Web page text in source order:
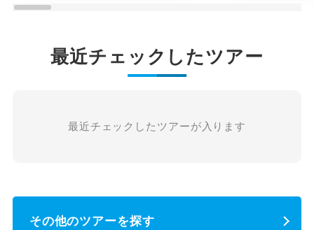
最近チェックしたツアー
最近チェックしたツアーが入ります
その他のツアーを探す